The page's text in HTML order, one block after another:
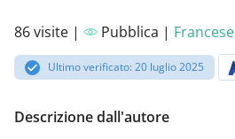
86 visite | Pubblica | Francese
Ultimo verificato: 20 luglio 2025
Descrizione dall'autore